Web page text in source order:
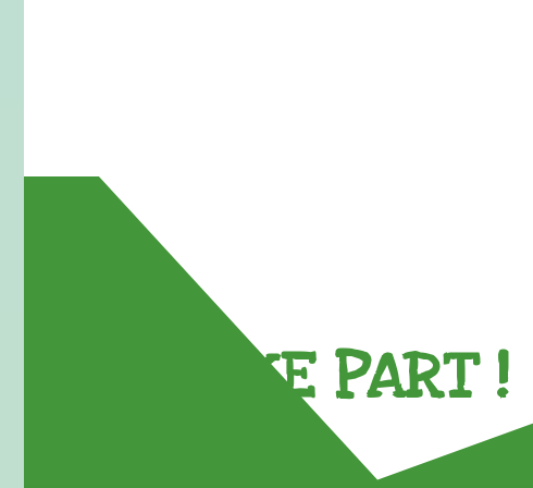
TAKE PART !